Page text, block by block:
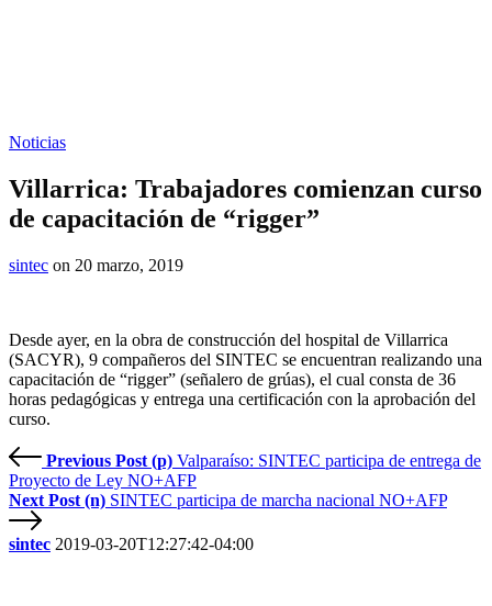
Noticias
Villarrica: Trabajadores comienzan curso
de capacitación de “rigger”
sintec on 20 marzo, 2019
Desde ayer, en la obra de construcción del hospital de Villarrica
(SACYR), 9 compañeros del SINTEC se encuentran realizando una
capacitación de “rigger” (señalero de grúas), el cual consta de 36
horas pedagógicas y entrega una certificación con la aprobación del
curso.
Previous Post (p) Valparaíso: SINTEC participa de entrega de
Proyecto de Ley NO+AFP
Next Post (n) SINTEC participa de marcha nacional NO+AFP
sintec 2019-03-20T12:27:42-04:00